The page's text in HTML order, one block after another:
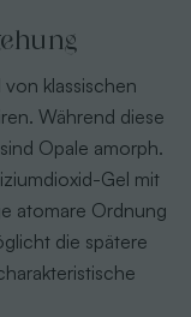
klassischen
Während diese
Opale amorph.
Gel mit
atomare Ordnung
die spätere